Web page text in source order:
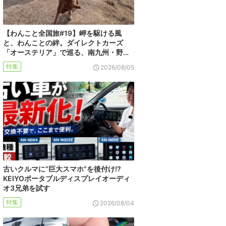
【わんこと全国旅#19】岬を駆ける風
と、わんことの絆。ダイレクトカーズ
「オーステリア」で巡る、南九州・野…
特集 2026/08/05
古いクルマに“巨大スマホ”を後付け!?
KEIYOポータブルディスプレイオーディ
オ3兄弟を試す
特集 2026/08/04